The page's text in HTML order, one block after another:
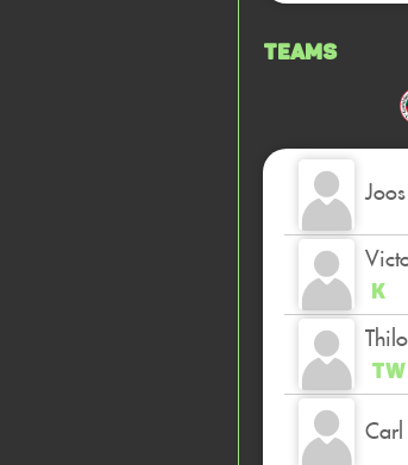
Teams
Joos
K
Thilo
TW
Carl